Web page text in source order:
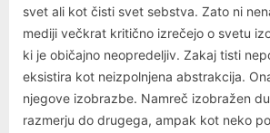
svet ali kot čisti svet sebstva. Zato ni
mediji večkrat kritično izrečejo o svetu
ki je običajno neopredeljiv. Zakaj tisti
eksistira kot neizpolnjena abstrakcija.
njegove izobrazbe. Namreč izobražen
razmerju do drugega, ampak kot neko